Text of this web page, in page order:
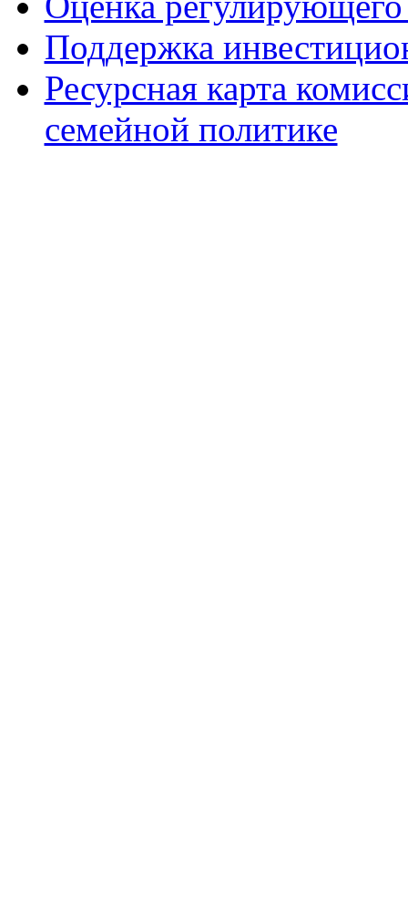
Поддержка
Ресурсная карта
семейной политике